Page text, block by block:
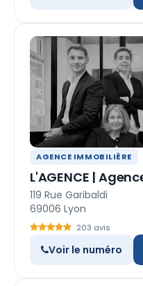
AGENCE IMMOBILIÈRE
L'AGENCE |
119 Rue Garibaldi
69006 Lyon
203 avis
Voir le numéro